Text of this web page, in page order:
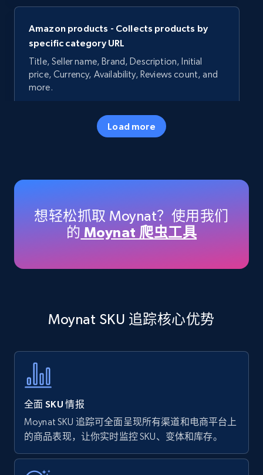
Amazon products - Collects products by
specific category URL
Title, Seller name, Brand, Description, Initial
price, Currency, Availability, Reviews count, and
more.
5.7K+
Title, Seller name, Brand, Description, Initial
price, Currency, Availability, Reviews count, and
35.3K+ 5.7K+ 立即开始
Amazon products - find products by using
price, Currency, Availability, Reviews count, and
more.
5.7K+ 立即开始
Amazon Reviews
Load more
想轻松抓取 Moynat？使用我们
的 Moynat 爬虫工具
Moynat SKU 追踪核心优势
全面 SKU 情报
Moynat SKU 追踪可全面呈现所有渠道和电商平台上
的商品表现，让你实时监控 SKU、变体和库存。